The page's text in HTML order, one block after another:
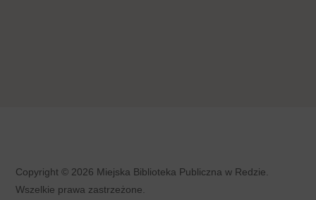
Copyright © 2026 Miejska Biblioteka Publiczna w Redzie.
Wszelkie prawa zastrzeżone.